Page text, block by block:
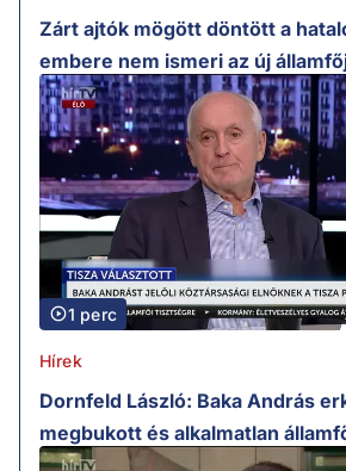
Zárt ajtók mögött döntött a
embere nem ismeri az új
1 perc
Hírek
Dornfeld László: Baka András
megbukott és alkalmatlan